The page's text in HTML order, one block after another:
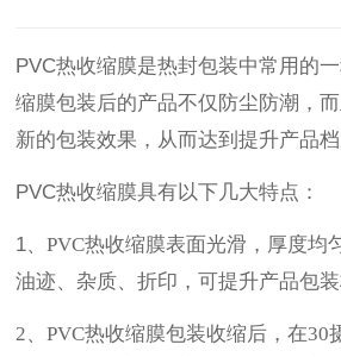
PVC热收缩膜是热封包装中常用的
缩膜包装后的产品不仅防尘防潮，
新的包装效果，从而达到提升产品档
PVC热收缩膜具有以下几大特点：
1、 PVC热收缩膜表面光滑，厚度均
油迹、杂质、折印，可提升产品包装
2、PVC热收缩膜包装收缩后，在30